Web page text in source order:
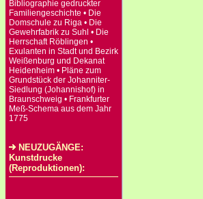
Bibliographie gedruckter
Familiengeschichte • Die
Domschule zu Riga • Die
Gewehrfabrik zu Suhl • Die
Herrschaft Röblingen •
Exulanten in Stadt und Bezirk
Weißenburg und Dekanat
Heidenheim • Pläne zum
Grundstück der Johanniter-
Siedlung (Johannishof) in
Braunschweig • Frankfurter
Meß-Schema aus dem Jahr
1775
NEUZUGÄNGE:
Kunstdrucke
(Reproduktionen):